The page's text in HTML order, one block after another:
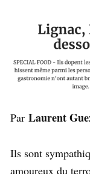
Par Laurent
Ils sont
amoureux du